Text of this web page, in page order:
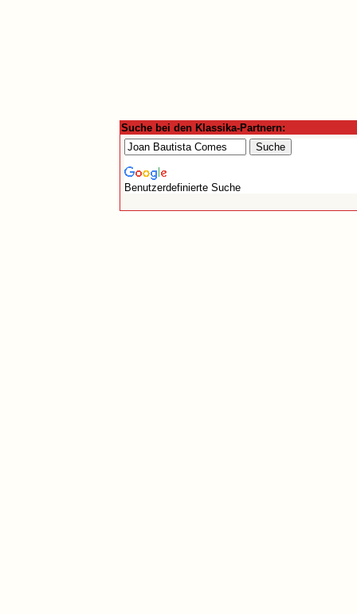
Suche bei den Klassika-Partnern:
Benutzerdefinierte Suche